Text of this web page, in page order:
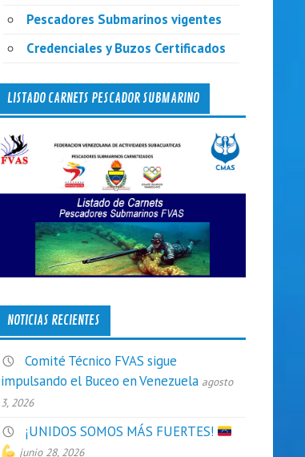
Pescadores Submarinos vigentes
Credenciales y Buzos Certificados
LISTADO CARNETS PESCADOR SUBMARINO
NOTICIAS RECIENTES
Comité Técnico FVAS sigue
impulsando el Buceo en Venezuela agosto
3, 2026
¡UNIDOS SOMOS MÁS FUERTES!
junio 28, 2026